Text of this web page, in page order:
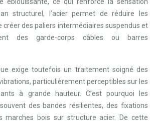
structurel, l’acier permet de réduire les
créer des paliers intermédiaires suspendus et
des garde-corps câbles ou barres
exige toutefois un traitement soigné des
particulièrement perceptibles sur les
à grande hauteur. C’est pourquoi les
des bandes résilientes, des fixations
marches bois sur structure acier. De cette